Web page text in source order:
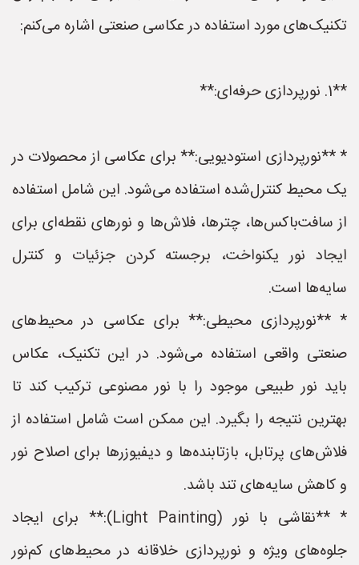
تکنیک‌های مورد استفاده در عکاسی صنعتی اشاره می‌کنم:
**1. نورپردازی حرفه‌ای:**
* **نورپردازی استودیویی:** برای عکاسی از محصولات در
یک محیط کنترل‌شده استفاده می‌شود. این شامل استفاده
از سافت‌باکس‌ها، چترها، فلاش‌ها و نورهای نقطه‌ای برای
ایجاد نور یکنواخت، برجسته کردن جزئیات و کنترل
سایه‌ها است.
* **نورپردازی محیطی:** برای عکاسی در محیط‌های
صنعتی واقعی استفاده می‌شود. در این تکنیک، عکاس
باید نور طبیعی موجود را با نور مصنوعی ترکیب کند تا
بهترین نتیجه را بگیرد. این ممکن است شامل استفاده از
فلاش‌های پرتابل، بازتابنده‌ها و دیفیوزرها برای اصلاح نور
و کاهش سایه‌های تند باشد.
* **نقاشی با نور (Light Painting):** برای ایجاد
جلوه‌های ویژه و نورپردازی خلاقانه در محیط‌های کم‌نور